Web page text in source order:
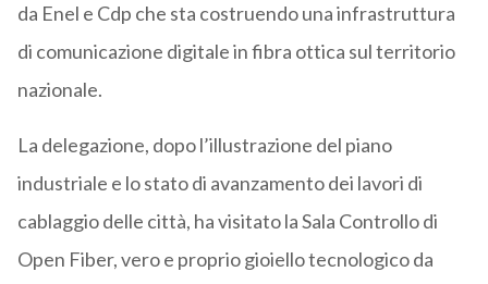
da Enel e Cdp che sta costruendo una infrastruttura
di comunicazione digitale in fibra ottica sul territorio
nazionale.
La delegazione, dopo l’illustrazione del piano
industriale e lo stato di avanzamento dei lavori di
cablaggio delle città, ha visitato la Sala Controllo di
Open Fiber, vero e proprio gioiello tecnologico da